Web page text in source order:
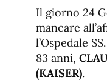
Il giorno 24
mancare
l’Ospedale
83 anni,
(KAISER).